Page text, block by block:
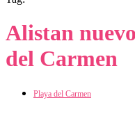
Alistan
del Carmen
Playa del Carmen